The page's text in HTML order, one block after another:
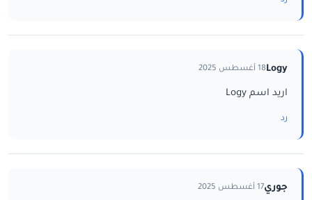
Logy18 أغسطس 2025
اريد اسم Logy
رد
جوري17 أغسطس 2025